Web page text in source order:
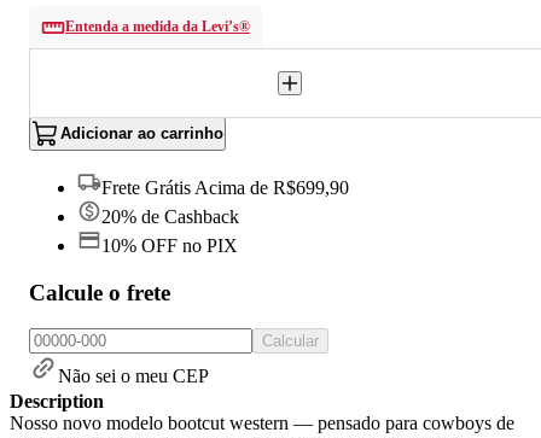
Entenda a medida da Levi’s®
Adicionar ao carrinho
Frete Grátis Acima de R$699,90
20% de Cashback
10% OFF no PIX
Calcule o frete
Calcular
Não sei o meu CEP
Description
Nosso novo modelo bootcut western — pensado para cowboys de